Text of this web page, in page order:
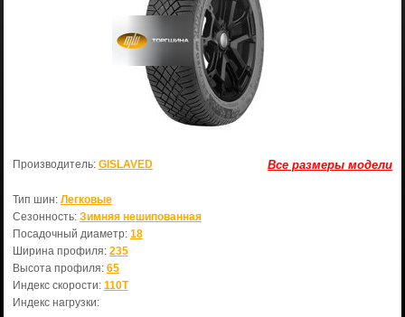
Все размеры модели
Производитель: GISLAVED
Тип шин: Легковые
Сезонность: Зимняя нешипованная
Посадочный диаметр: 18
Ширина профиля: 235
Высота профиля: 65
Индекс скорости: 110T
Индекс нагрузки: